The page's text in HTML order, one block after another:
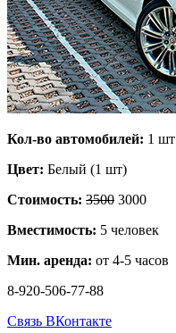
Кол-во автомобилей: 1 шт
Цвет: Белый (1 шт)
Стоимость: 3500 3000
Вместимость: 5 человек
Мин. аренда: от 4-5 часов
8-920-506-77-88
Связь ВКонтакте